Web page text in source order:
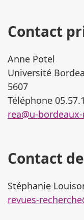
Contact
Anne Potel
Université
5607
Téléphone
rea@u-
Contact
Stéphanie
revues-